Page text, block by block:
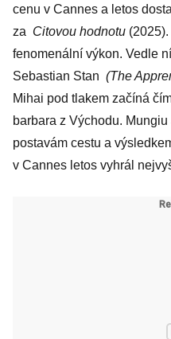
cenu v Cannes a letos
za Citovou hodnotu (2025).
fenomenální výkon. Vedle
Sebastian Stan (The
Mihai pod tlakem začíná
barbara z Východu.
postavám cestu a
v Cannes letos vyhrál